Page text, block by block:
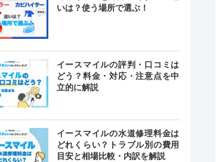
いは？使う場所で選ぶ！
イースマイルの評判・口コミは
どう？料金・対応・注意点を中
立的に解説
イースマイルの水道修理料金は
どれくらい？トラブル別の費用
目安と相場比較・内訳を解説